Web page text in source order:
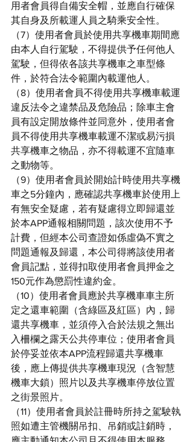
用者會員得自備安全帽，並應自行確保
其自身及所載運人員之騎乘安全性。
（7）使用者會員於使用共享機車期間應
由本人自行駕駛，不得提供予任何他人
駕駛，但得依各該共享機車之車型條
件，於符合法令範圍內載運他人。
（8）使用者會員不得使用共享機車載運
違反法令之違禁品及危險品；除車主會
員有設定開放條件並同意外，使用者會
員不得使用共享機車載運不潔或易污損
共享機車之物品，亦不得載運不宜隨車
之動物等。
（9）使用者會員於開始計時使用共享機
車之5分鐘內，應確認共享機車於使用上
有無安全疑慮，若有疑慮得立即歸還並
於本APP通報相關問題，該次使用不予
計費，但經本公司查證如係虛偽不實之
問題通報及歸還，本公司得將該使用者
會員記點，並得扣取使用者會員押金之
150元作為懲罰性違約金。
（10）使用者會員應於共享機車車主所
定之還車範圍（含綠區及紅區）內，歸
還共享機車，並須停入合於法規之無出
入柵欄之露天公共停車位；使用者會員
於停妥並依本APP流程歸還共享機車
後，應上傳提供共享機車現況（含智慧
機車大鎖）照片以及共享機車停放位置
之街景照片。
（11）使用者會員於註冊時所持之駕駛執
照如遭主管機關吊扣、吊銷或註銷時，